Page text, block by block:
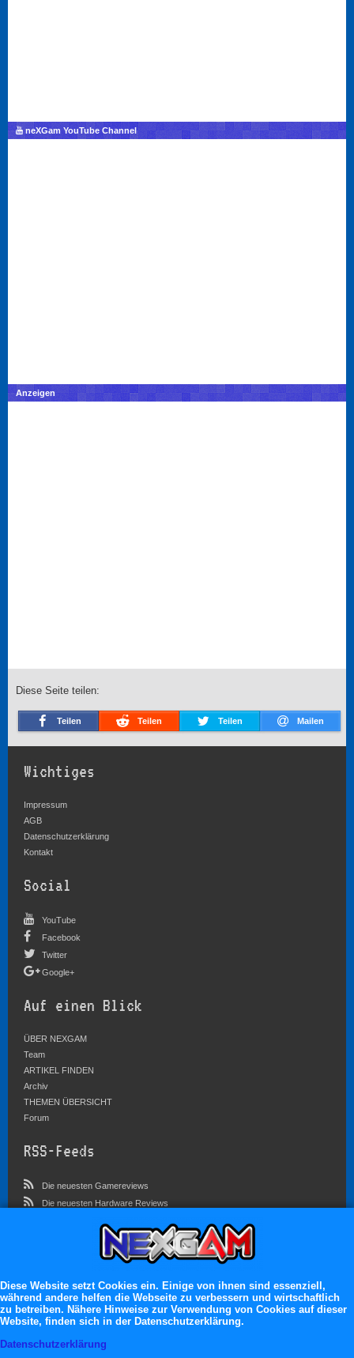
neXGam YouTube Channel
Anzeigen
Diese Seite teilen:
Teilen Teilen Teilen Mailen
Wichtiges
Impressum
AGB
Datenschutzerklärung
Kontakt
Social
YouTube
Facebook
Twitter
Google+
Auf einen Blick
ÜBER NEXGAM
Team
ARTIKEL FINDEN
Archiv
THEMEN ÜBERSICHT
Forum
RSS-Feeds
Die neuesten Gamereviews
Die neuesten Hardware Reviews
Im Forum sind zur Zeit 5827 Benutzer online
Es erwarten dich:
13.119 registrierte Mitglieder
71.046 Themen
Diese Website setzt Cookies ein. Einige von ihnen sind essenziell,
während andere helfen die Webseite zu verbessern und wirtschaftlich
zu betreiben. Nähere Hinweise zur Verwendung von Cookies auf dieser
Website, finden sich in der Datenschutzerklärung.
Datenschutzerklärung